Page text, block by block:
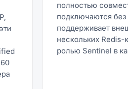
полностью
подключаются
поддерживает
нескольких Redis-
ролью Sentinel в